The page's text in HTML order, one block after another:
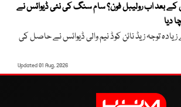
کے بعد اب رولیبل فون؟ سام سنگ کی نئی ڈیوائس نے
دیا
توجہ زیڈ نائن کوڈ نیم والی ڈیوائس نے حاصل کی
Updated 01 Aug, 2026